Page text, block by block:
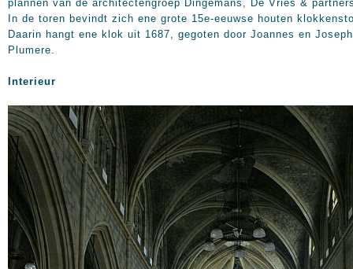
plannen van de architectengroep Dingemans, De Vries &
In de toren bevindt zich ene grote 15e-eeuwse houten
Daarin hangt ene klok uit 1687, gegoten door Joannes en
Plumere.
Interieur